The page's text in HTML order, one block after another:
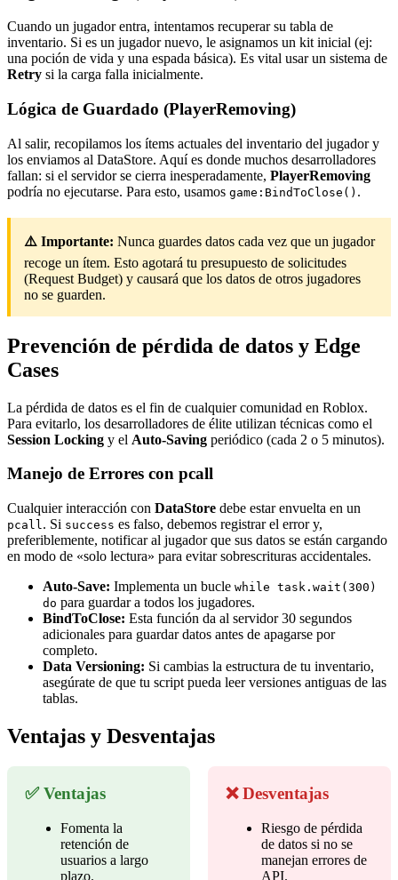
Cuando un jugador entra, intentamos recuperar su tabla de
inventario. Si es un jugador nuevo, le asignamos un kit inicial (ej:
una poción de vida y una espada básica). Es vital usar un sistema de
Retry si la carga falla inicialmente.
Lógica de Guardado (PlayerRemoving)
Al salir, recopilamos los ítems actuales del inventario del jugador y
los enviamos al DataStore. Aquí es donde muchos desarrolladores
fallan: si el servidor se cierra inesperadamente, PlayerRemoving
podría no ejecutarse. Para esto, usamos game:BindToClose() .
⚠️ Importante: Nunca guardes datos cada vez que un jugador
recoge un ítem. Esto agotará tu presupuesto de solicitudes
(Request Budget) y causará que los datos de otros jugadores
no se guarden.
Prevención de pérdida de datos y Edge
Cases
La pérdida de datos es el fin de cualquier comunidad en Roblox.
Para evitarlo, los desarrolladores de élite utilizan técnicas como el
Session Locking y el Auto-Saving periódico (cada 2 o 5 minutos).
Manejo de Errores con pcall
Cualquier interacción con DataStore debe estar envuelta en un
pcall . Si success es falso, debemos registrar el error y,
preferiblemente, notificar al jugador que sus datos se están cargando
en modo de «solo lectura» para evitar sobrescrituras accidentales.
Auto-Save: Implementa un bucle while task.wait(300)
do para guardar a todos los jugadores.
BindToClose: Esta función da al servidor 30 segundos
adicionales para guardar datos antes de apagarse por
completo.
Data Versioning: Si cambias la estructura de tu inventario,
asegúrate de que tu script pueda leer versiones antiguas de las
tablas.
Ventajas y Desventajas
✅ Ventajas
Fomenta la
retención de
usuarios a largo
plazo.
❌ Desventajas
Riesgo de pérdida
de datos si no se
manejan errores de
API.